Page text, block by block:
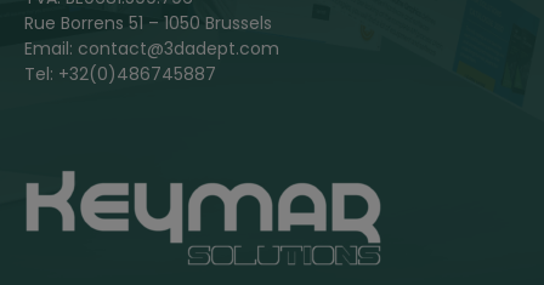
Rue Borrens 51 – 1050 Brussels
Email: contact@3dadept.com
Tel: +32(0)486745887